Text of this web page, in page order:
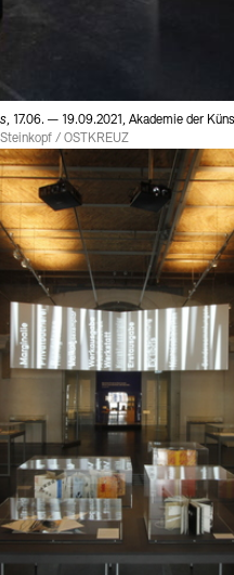
, 17.06. — 19.09.2021, Akademie der
/ OSTKREUZ